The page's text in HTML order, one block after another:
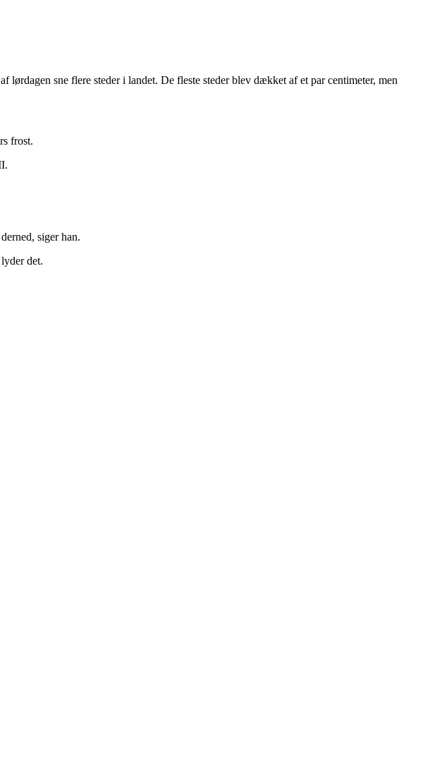
lørdagen sne flere steder i landet. De fleste steder blev dækket af et par centimeter, men
frost.
siger han.
det.